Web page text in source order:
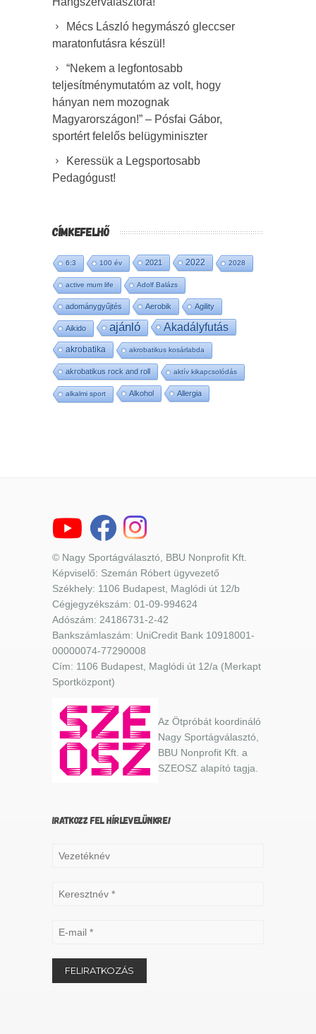
Mécs László hegymászó gleccser
maratonfutásra készül!
“Nekem a legfontosabb
teljesítménymutatóm az volt, hogy
hányan nem mozognak
Magyarországon!” – Pósfai Gábor,
sportért felelős belügyminiszter
Keressük a Legsportosabb
Pedagógust!
CÍMKEFELHŐ
6:3 100 év 2021 2022 2028
active mum life Adolf Balázs
adománygyűjtés Aerobik Agility
Aikido ajánló Akadályfutás
akrobatika akrobatikus kosárlabda
akrobatikus rock and roll aktív kikapcsolódás
alkalmi sport Alkohol Allergia
© Nagy Sportágválasztó, BBU Nonprofit Kft.
Képviselő: Szemán Róbert ügyvezető
Székhely: 1106 Budapest, Maglódi út 12/b
Cégjegyzékszám: 01-09-994624
Adószám: 24186731-2-42
Bankszámlaszám: UniCredit Bank 10918001-
00000074-77290008
Cím: 1106 Budapest, Maglódi út 12/a (Merkapt
Sportközpont)
Az Ötpróbát koordináló
Nagy Sportágválasztó,
BBU Nonprofit Kft. a
SZEOSZ alapító tagja.
IRATKOZZ FEL HÍRLEVELÜNKRE!